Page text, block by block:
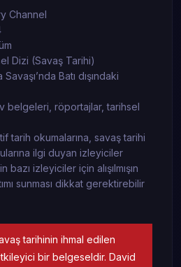
Channel
Dizi (Savaş Tarihi)
Savaşı’nda Batı dışındaki
belgeleri, röportajlar, tarihsel
tarih okumalarına, savaş tarihi
ilgi duyan izleyiciler
bazı izleyiciler için alışılmışın
sunması dikkat gerektirebilir
tarihinin ihmal edilen
bir belgeseldir. David